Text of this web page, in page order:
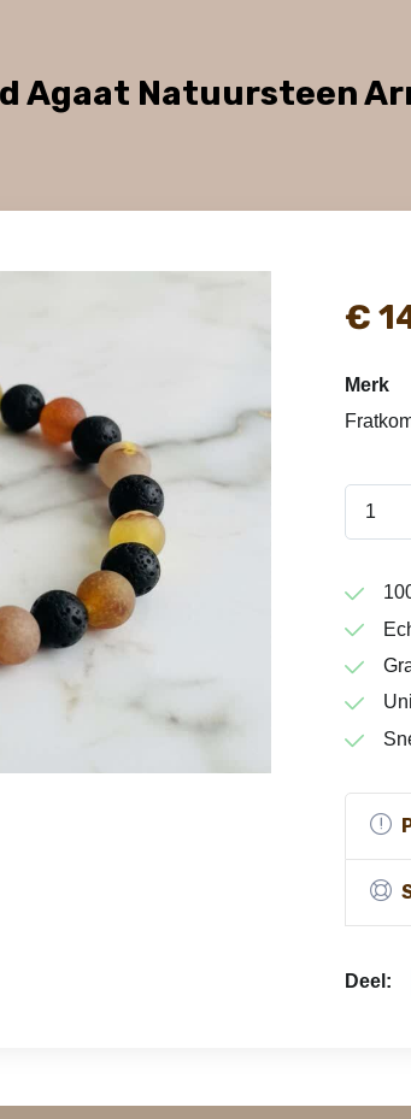
Agaat Natuursteen
€
Merk
Deel: